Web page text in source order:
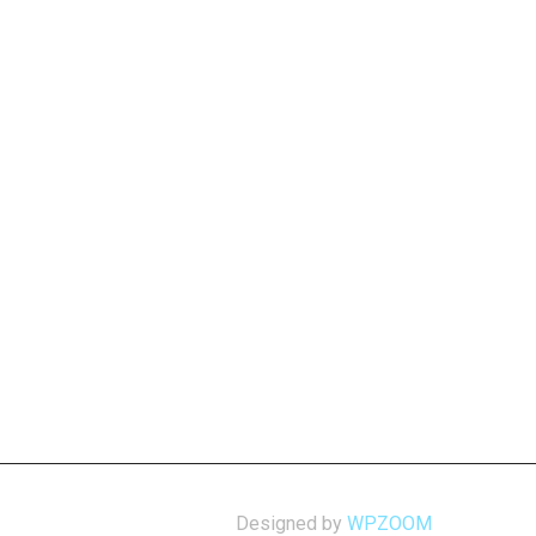
Designed by WPZOOM